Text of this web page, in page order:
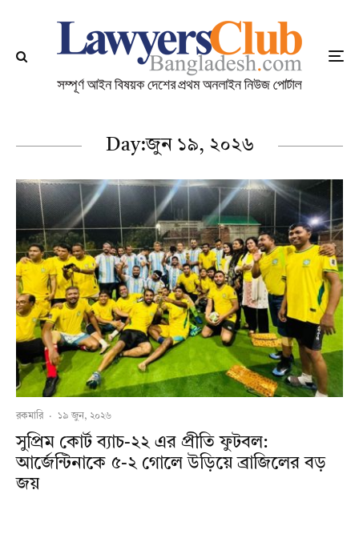
Day:জুন ১৯, ২০২৬
রকমারি · ১৯ জুন, ২০২৬
সুপ্রিম কোর্ট ব্যাচ-২২ এর প্রীতি ফুটবল:
আর্জেন্টিনাকে ৫-২ গোলে উড়িয়ে ব্রাজিলের বড়
জয়